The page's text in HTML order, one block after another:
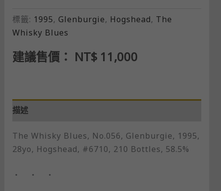
標籤: 1995, Glenburgie, Hogshead, The
Whisky Blues
建議售價： NT$11,000
描述
The Whisky Blues, No.056, Glenburgie, 1995,
28yo, Hogshead, #6710, 210 Bottles, 58.5%
・ ・ ・